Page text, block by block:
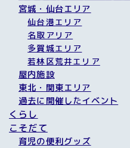
宮城・仙台エリア
仙台港エリア
名取アリア
多賀城エリア
若林区荒井エリア
屋内施設
東北・関東エリア
過去に開催したイベント
くらし
こそだて
育児の便利グッズ